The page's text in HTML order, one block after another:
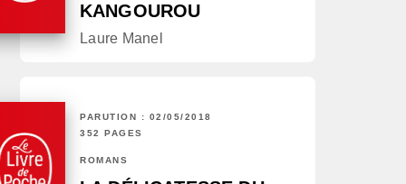
KANGOUROU
Laure Manel
PARUTION : 02/05/2018
352 PAGES
ROMANS